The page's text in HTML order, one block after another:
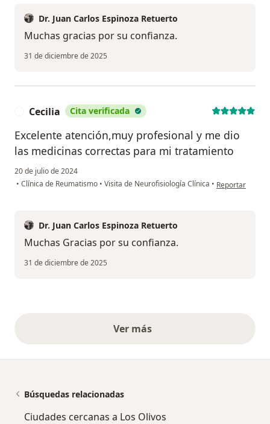
Dr. Juan Carlos Espinoza Retuerto
Muchas gracias por su confianza.
31 de diciembre de 2025
Cecilia Cita verificada
Excelente atención,muy profesional y me dio
las medicinas correctas para mi tratamiento
20 de julio de 2024
• Clínica de Reumatismo • Visita de Neurofisiología Clínica • en opinión del
Reportar
Dr. Juan Carlos Espinoza Retuerto
Muchas Gracias por su confianza.
31 de diciembre de 2025
Ver másopiniones anteriores
Búsquedas relacionadas
Ciudades cercanas a Los Olivos